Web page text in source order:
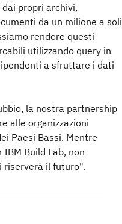
propri archivi,
da un milione a soli
rendere questi
utilizzando query in
a sfruttare i dati
la nostra partnership
alle organizzazioni
Paesi Bassi. Mentre
Build Lab, non
riserverà il futuro".